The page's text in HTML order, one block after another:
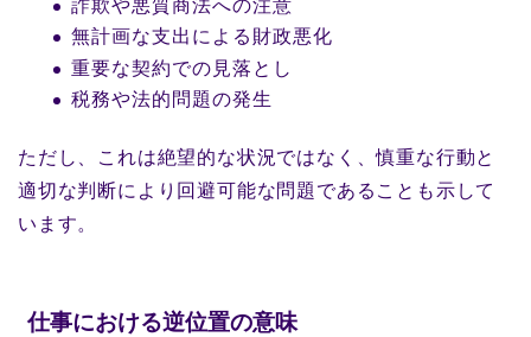
詐欺や悪質商法への注意
無計画な支出による財政悪化
重要な契約での見落とし
税務や法的問題の発生
ただし、これは絶望的な状況ではなく、慎重な行動と
適切な判断により回避可能な問題であることも示して
います。
仕事における逆位置の意味